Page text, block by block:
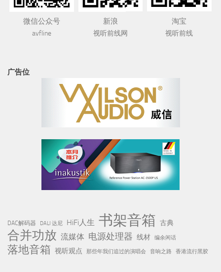
微信公众号
avfline
新浪
视听前线网
淘宝
视听前线
广告位
DAC解码器 DALI 达尼 HiFi人生 书架音箱 古典
合并功放 流媒体 电源处理器 线材 编余闲话
落地音箱 视听观点 那些年我们追过的演唱会 音响之路 香港流行黑胶